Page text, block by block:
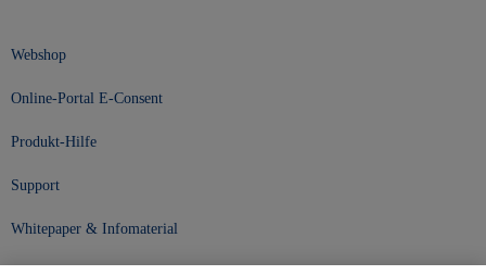
Webshop
Online-Portal E-Consent
Produkt-Hilfe
Support
Whitepaper & Infomaterial